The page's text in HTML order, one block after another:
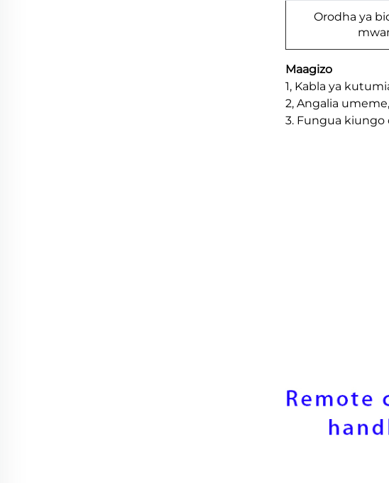
Orodha ya
Maagizo
1, Kabla ya
2, Angalia
3. Fungua